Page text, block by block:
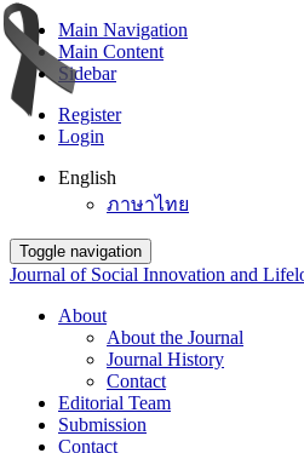
Main Navigation
Main Content
Sidebar
Register
Login
English
ภาษาไทย
Toggle navigation
Journal of Social Innovation and
About
About the Journal
Journal History
Contact
Editorial Team
Submission
Contact